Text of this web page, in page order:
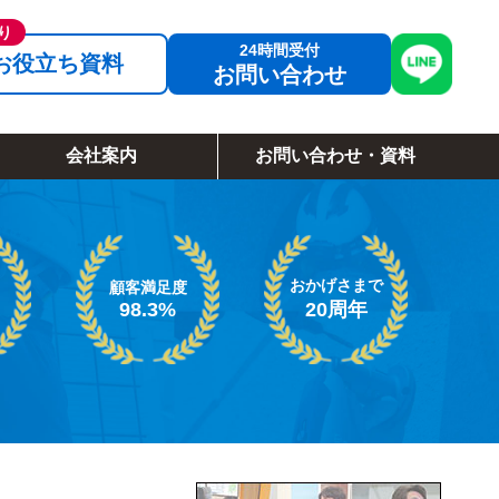
役立ち資料 お問い合わせ
会社案内 お問い合わせ・資料
顧客満足度
98.3%
おかげさまで
20周年